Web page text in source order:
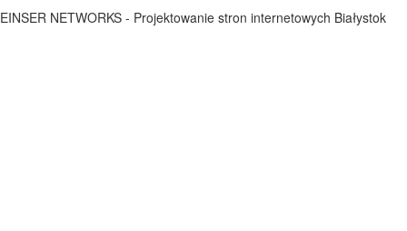
EINSER NETWORKS - Projektowanie stron internetowych Białystok